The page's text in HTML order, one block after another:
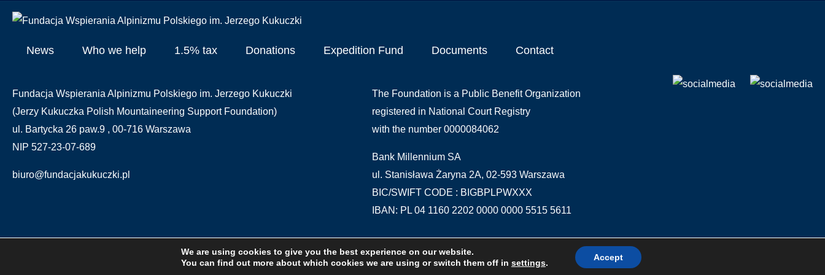
News Who we help 1.5% tax Donations Expedition Fund Documents Contact
Fundacja Wspierania Alpinizmu Polskiego im. Jerzego Kukuczki
(Jerzy Kukuczka Polish Mountaineering Support Foundation)
ul. Bartycka 26 paw.9 , 00-716 Warszawa
NIP 527-23-07-689
biuro@fundacjakukuczki.pl
The Foundation is a Public Benefit Organization
registered in National Court Registry
with the number 0000084062
Bank Millennium SA
ul. Stanisława Żaryna 2A, 02-593 Warszawa
BIC/SWIFT CODE : BIGBPLPWXXX
IBAN: PL 04 1160 2202 0000 0000 5515 5611
The Free PIT Program providesInstytut Wsparcia Organizacji Pozarządowychas part of the projectPITax.pl dla OPP Program e-pity by e-file
We are using cookies to give you the best experience on our website.
You can find out more about which cookies we are using or switch them off in settings.
Accept